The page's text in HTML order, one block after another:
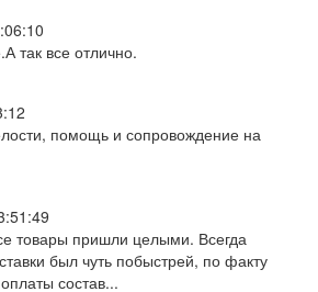
так все отлично.
помощь и сопровождение на
товары пришли целыми. Всегда
был чуть побыстрей, по факту
состав...